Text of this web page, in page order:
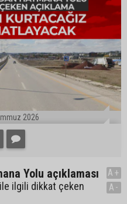
2026
Yolu açıklaması
ile ilgili dikkat çeken
A+
A-